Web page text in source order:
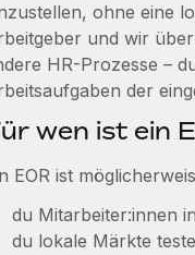
ohne eine
und wir
HR-Prozesse –
der
wen ist ein
EOR ist
du Mitarbeiter:innen
du lokale Märkte